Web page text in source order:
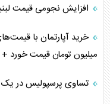
افزایش نجومی قیمت
میلیون تومان قیمت خورد
تساوی پرسپولیس در یک